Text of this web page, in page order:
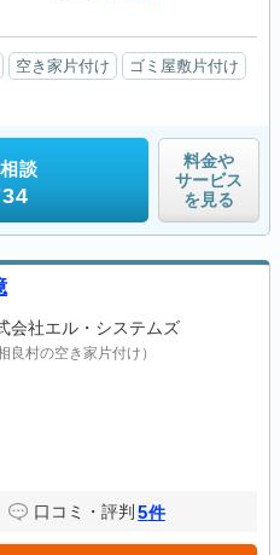
空き家片付け
ゴミ屋敷片付け
談
料金や
サービス
を見る
会社エル・システムズ
良村の空き家片付け）
口コミ・評判 5件